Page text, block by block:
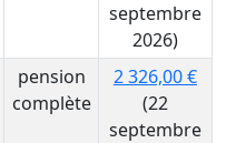
septembre
2026)
pension
complète
2 326,00 €
(22
septembre